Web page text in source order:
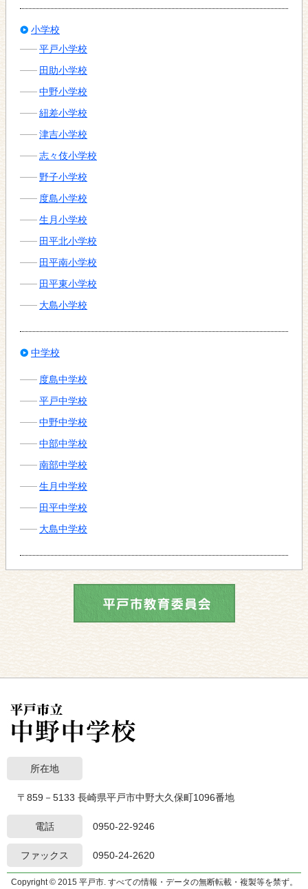
小学校
平戸小学校
田助小学校
中野小学校
紐差小学校
津吉小学校
志々伎小学校
野子小学校
度島小学校
生月小学校
田平北小学校
田平南小学校
田平東小学校
大島小学校
中学校
度島中学校
平戸中学校
中野中学校
中部中学校
南部中学校
生月中学校
田平中学校
大島中学校
所在地
〒859－5133 長崎県平戸市中野大久保町1096番地
電話 0950-22-9246
ファックス 0950-24-2620
Copyright © 2015 平戸市. すべての情報・データの無断転載・複製等を禁ず。